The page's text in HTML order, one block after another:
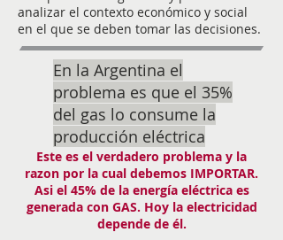
analizar el contexto económico y social
en el que se deben tomar las decisiones.
En la Argentina el
problema es que el 35%
del gas lo consume la
producción eléctrica
Este es el verdadero problema y la
razon por la cual debemos IMPORTAR.
Asi el 45% de la energía eléctrica es
generada con GAS. Hoy la electricidad
depende de él.